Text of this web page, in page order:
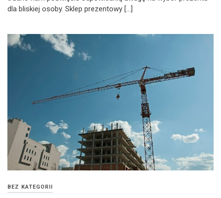
dla bliskiej osoby. Sklep prezentowy […]
BEZ KATEGORII